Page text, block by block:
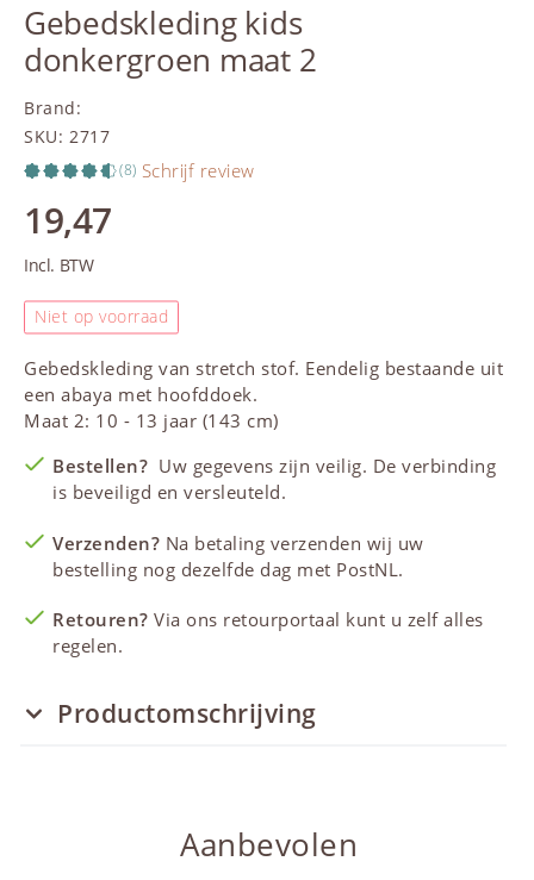
Gebedskleding kids
donkergroen maat 2
Brand:
SKU: 2717
(8) Schrijf review
19,47
Incl. BTW
Niet op voorraad
Gebedskleding van stretch stof. Eendelig bestaande uit
eenabaya met hoofddoek.
Maat 2: 10 - 13 jaar (143 cm)
Bestellen? Uw gegevens zijn veilig. De verbinding
is beveiligd en versleuteld.
Verzenden? Na betaling verzenden wij uw
bestelling nog dezelfde dag met PostNL.
Retouren? Via ons retourportaal kunt u zelf alles
regelen.
Productomschrijving
Aanbevolen